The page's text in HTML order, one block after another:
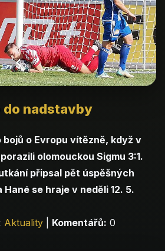
nadstavby
o Evropu vítězně, když v
olomouckou Sigmu 3:1.
připsal pět úspěšných
se hraje v neděli 12. 5.
Aktuality Komentářů: 0